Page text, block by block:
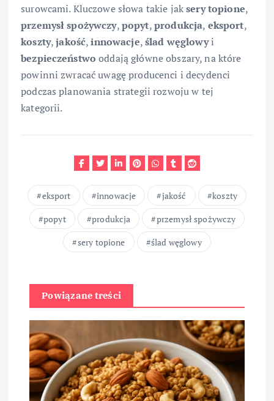
surowcami. Kluczowe słowa takie jaksery topione,
przemysł spożywczy,popyt,produkcja, eksport,
koszty,jakość,innowacje,ślad węglowyi
bezpieczeństwo oddają główne obszary, na które
powinni zwracać uwagę producenci i decydenci
podczas planowania strategii rozwoju w tej
kategorii.
eksport innowacje jakość
koszty
popyt
produkcja
przemysł spożywczy
sery topione
ślad węglowy
Powiązane treści